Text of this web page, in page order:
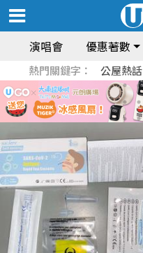
演唱會 優惠著數
熱門關鍵字： 公屋熱話